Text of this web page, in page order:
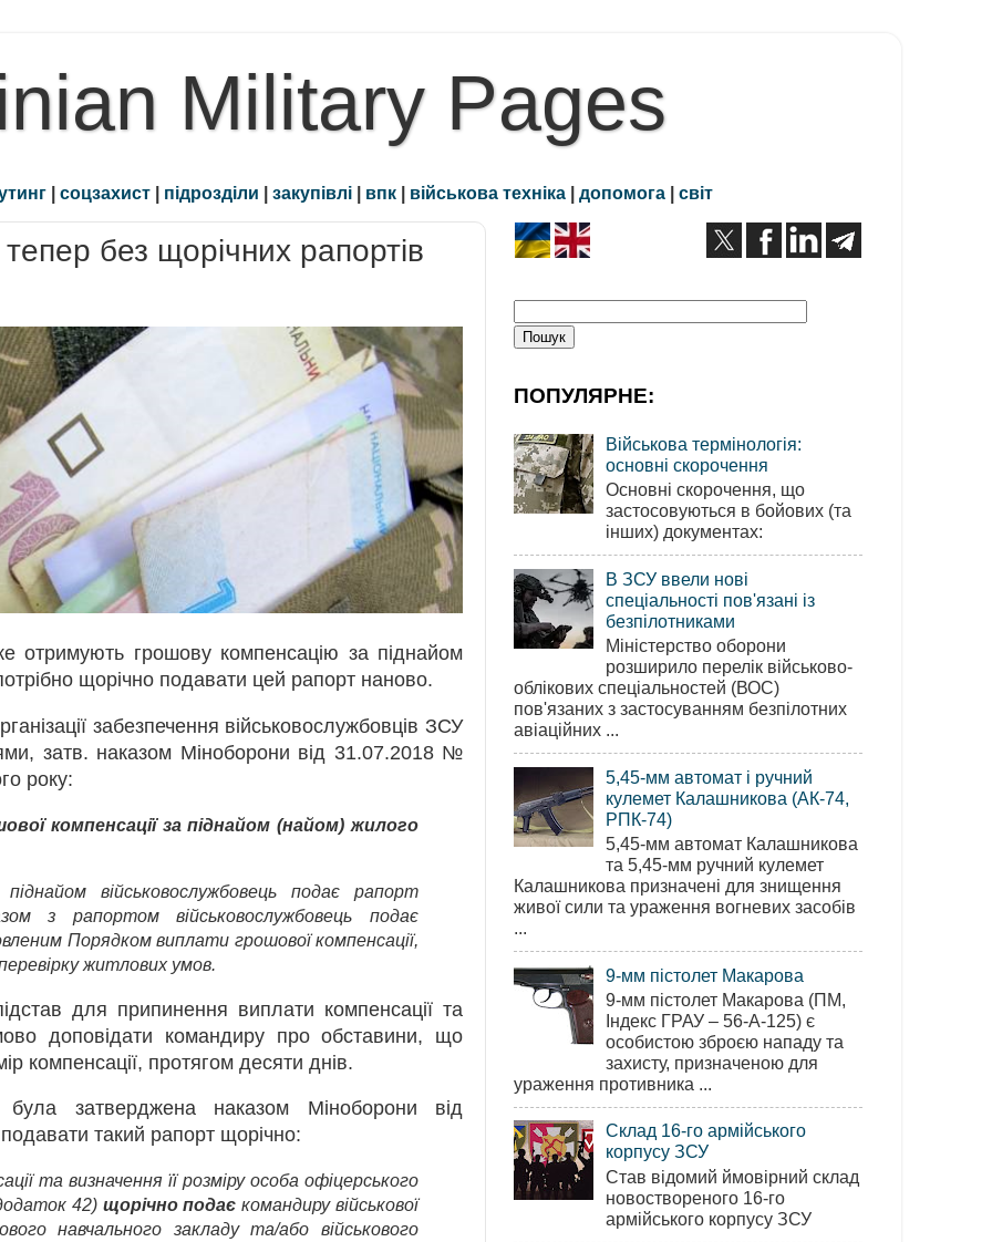
Military Pages
| соцзахист | підрозділи | закупівлі | впк | військова техніка | допомога | світ
без щорічних рапортів
отримують грошову компенсацію за піднайом
щорічно подавати цей рапорт наново.
забезпечення військовослужбовців ЗСУ
затв. наказом Міноборони від 31.07.2018 №
року:
компенсації за піднайом (найом) жилого
військовослужбовець подає рапорт
з рапортом військовослужбовець подає
Порядком виплати грошової компенсації,
житлових умов.
для припинення виплати компенсації та
доповідати командиру про обставини, що
компенсації, протягом десяти днів.
була затверджена наказом Міноборони від
такий рапорт щорічно:
та визначення її розміру особа офіцерського
42) щорічно подає командиру військової
навчального закладу та/або військового
ПОПУЛЯРНЕ:
Військова термінологія:
основні скорочення
Основні скорочення, що
застосовуються в бойових (та
інших) документах:
В ЗСУ ввели нові
спеціальності пов'язані із
безпілотниками
Міністерство оборони
розширило перелік військово-
облікових спеціальностей (ВОС)
пов'язаних з застосуванням безпілотних
авіаційних ...
5,45-мм автомат і ручний
кулемет Калашникова (АК-74,
РПК-74)
5,45-мм автомат Калашникова
та 5,45-мм ручний кулемет
Калашникова призначені для знищення
живої сили та ураження вогневих засобів
...
9-мм пістолет Макарова
9-мм пістолет Макарова (ПМ,
Індекс ГРАУ – 56-А-125) є
особистою зброєю нападу та
захисту, призначеною для
ураження противника ...
Склад 16-го армійського
корпусу ЗСУ
Став відомий ймовірний склад
новоствореного 16-го
армійського корпусу ЗСУ